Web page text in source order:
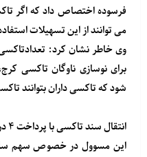
فرسوده اختصاص داد که اگر
می توانند از این تسهیلات
وی خاطر نشان کرد:
برای نوسازی ناوگان تاکسی
شود که تاکسی داران بتوانند
انتقال سند تاکسی با پرداخت ۴ درصدی سهم سازمان
این مسوول در خصوص سهم